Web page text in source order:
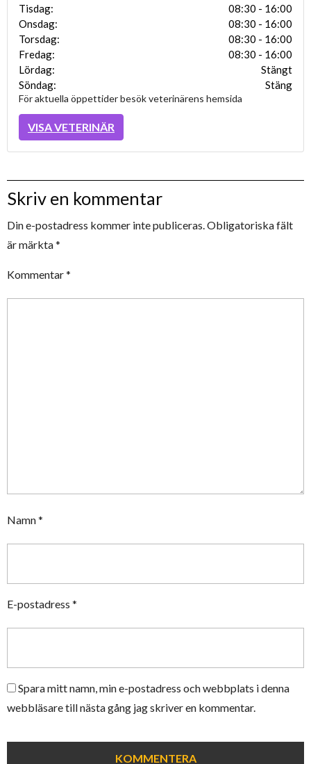
Tisdag:
08:30 - 16:00
Onsdag:
08:30 - 16:00
Torsdag:
08:30 - 16:00
Fredag:
08:30 - 16:00
Lördag:
Stängt
Söndag:
Stäng
För aktuella öppettider besök veterinärens hemsida
VISA VETERINÄR
Skriv en kommentar
Din e-postadress kommer inte publiceras.Obligatoriska fält
är märkta*
Kommentar*
Namn*
E-postadress *
Spara mitt namn, min e-postadress och webbplats i denna
webbläsare till nästa gång jag skriver en kommentar.